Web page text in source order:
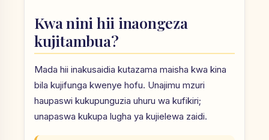
Kwa nini hii inaongeza
kujitambua?
Mada hii inakusaidia kutazama maisha kwa kina
bila kujifunga kwenye hofu. Unajimu mzuri
haupaswi kukupunguzia uhuru wa kufikiri;
unapaswa kukupa lugha ya kujielewa zaidi.